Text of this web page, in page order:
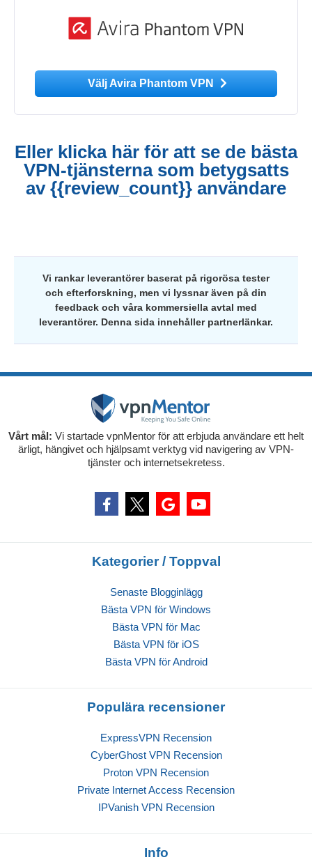
Välj Avira Phantom VPN
Eller klicka här för att se de bästa
VPN-tjänsterna som betygsatts
av {{review_count}} användare
Vi rankar leverantörer baserat på rigorösa tester
och efterforskning, men vi lyssnar även på din
feedback och våra kommersiella avtal med
leverantörer. Denna sida innehåller partnerlänkar.
Vårt mål: Vi startade vpnMentor för att erbjuda användare ett helt
ärligt, hängivet och hjälpsamt verktyg vid navigering av VPN-
tjänster och internetsekretess.
Kategorier / Toppval
Senaste Blogginlägg
Bästa VPN för Windows
Bästa VPN för Mac
Bästa VPN för iOS
Bästa VPN för Android
Populära recensioner
ExpressVPN Recension
CyberGhost VPN Recension
Proton VPN Recension
Private Internet Access Recension
IPVanish VPN Recension
Info